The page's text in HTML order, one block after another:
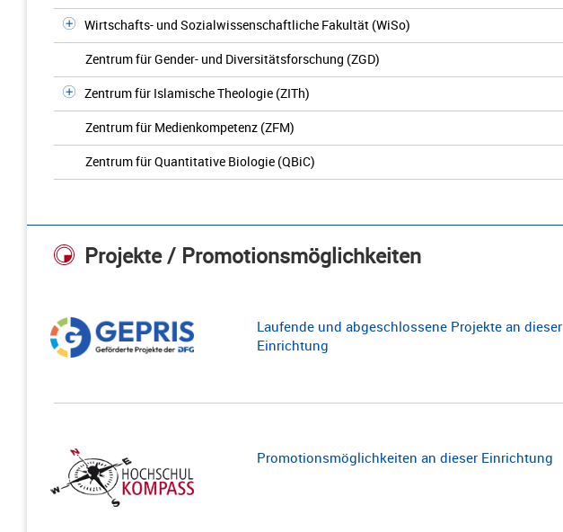
Wirtschafts- und Sozialwissenschaftliche Fakultät (WiSo)
Zentrum für Gender- und Diversitätsforschung (ZGD)
Zentrum für Islamische Theologie (ZITh)
Zentrum für Medienkompetenz (ZFM)
Zentrum für Quantitative Biologie (QBiC)
Projekte / Promotionsmöglichkeiten
Laufende und abgeschlossene Projekte an dieser
Einrichtung
Promotionsmöglichkeiten an dieser Einrichtung